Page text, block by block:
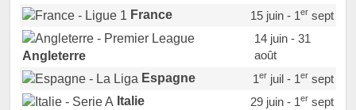
France 15 juin - 1ersept
Angleterre
14 juin - 31
août
Espagne
1erjuil - 1ersept
Italie
29 juin - 1ersept